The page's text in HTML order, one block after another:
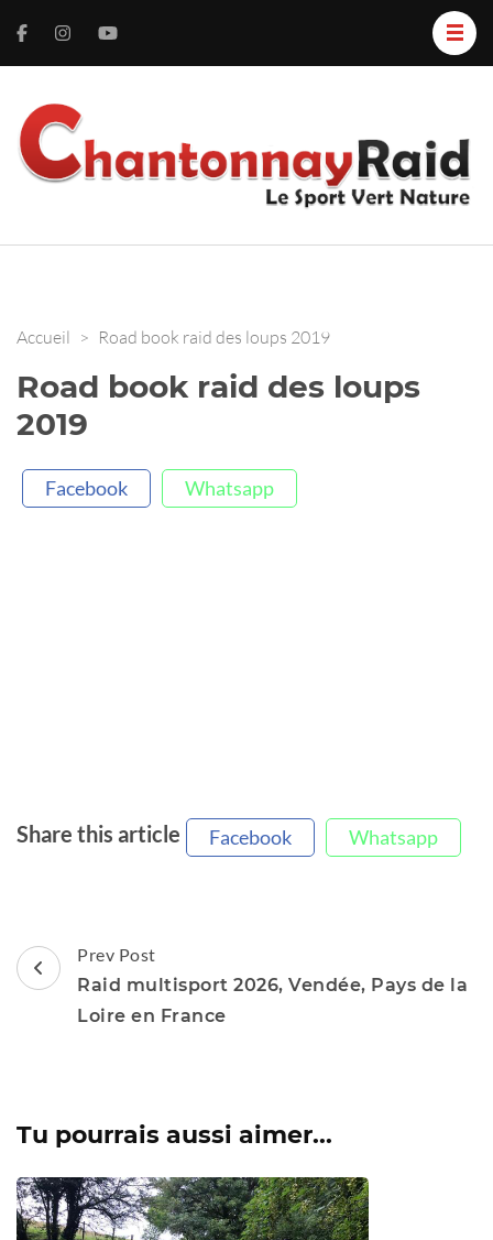
Accueil > Road book raid des loups 2019
Road book raid des loups
2019
Facebook Whatsapp
Share this article Facebook Whatsapp
Post
Navigation
Prev Post
Raid multisport 2026, Vendée, Pays de la
Loire en France
Tu pourrais aussi aimer...